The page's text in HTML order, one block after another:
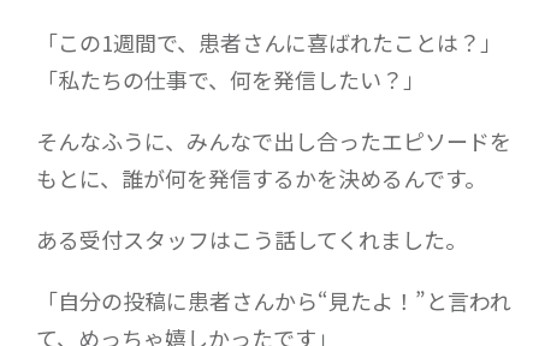
「この1週間で、患者さんに喜ばれたことは？」
「私たちの仕事で、何を発信したい？」
そんなふうに、みんなで出し合ったエピソードを
もとに、誰が何を発信するかを決めるんです。
ある受付スタッフはこう話してくれました。
「自分の投稿に患者さんから“見たよ！”と言われ
て、めっちゃ嬉しかったです」